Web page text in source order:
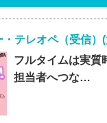
フルタイムは実質
担当者へつな…